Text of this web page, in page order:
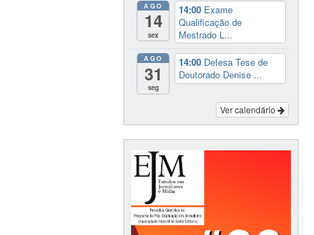
AGO
14
sex
14:00 Exame
Qualificação de
Mestrado L...
AGO
31
seg
14:00 Defesa Tese de
Doutorado Denise ...
Ver calendário